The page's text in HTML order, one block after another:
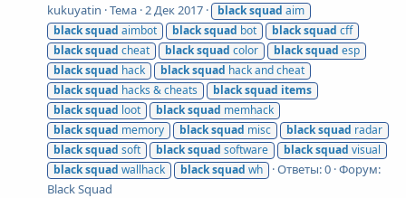
kukuyatin Тема 2 Дек 2017 blacksquad aim
blacksquad aimbot blacksquad bot blacksquad cff
blacksquad cheat blacksquad color blacksquad esp
blacksquad hack blacksquad hack and cheat
blacksquad hacks & cheats blacksquad items
blacksquad loot blacksquad memhack
blacksquad memory blacksquad misc blacksquad radar
blacksquad soft blacksquad software blacksquad visual
blacksquad wallhack blacksquad wh Ответы: 0 Форум:
Black Squad